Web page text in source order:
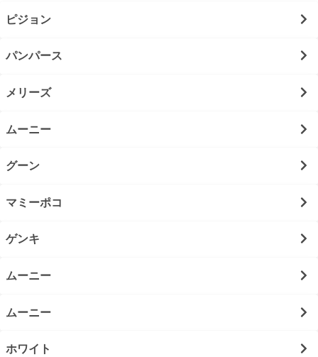
ピジョン
パンパース
メリーズ
ムーニー
グーン
マミーポコ
ゲンキ
ムーニー
ムーニー
ホワイト